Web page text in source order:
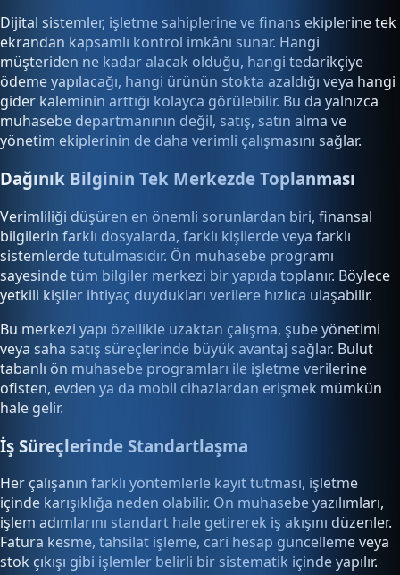
Dijital sistemler, işletme sahiplerine ve finans ekiplerine tek
ekrandan kapsamlı kontrol imkânı sunar. Hangi
müşteriden ne kadar alacak olduğu, hangi tedarikçiye
ödeme yapılacağı, hangi ürünün stokta azaldığı veya hangi
gider kaleminin arttığı kolayca görülebilir. Bu da yalnızca
muhasebe departmanının değil, satış, satın alma ve
yönetim ekiplerinin de daha verimli çalışmasını sağlar.
Dağınık Bilginin Tek Merkezde Toplanması
Verimliliği düşüren en önemli sorunlardan biri, finansal
bilgilerin farklı dosyalarda, farklı kişilerde veya farklı
sistemlerde tutulmasıdır. Ön muhasebe programı
sayesinde tüm bilgiler merkezi bir yapıda toplanır. Böylece
yetkili kişiler ihtiyaç duydukları verilere hızlıca ulaşabilir.
Bu merkezi yapı özellikle uzaktan çalışma, şube yönetimi
veya saha satış süreçlerinde büyük avantaj sağlar. Bulut
tabanlı ön muhasebe programları ile işletme verilerine
ofisten, evden ya da mobil cihazlardan erişmek mümkün
hale gelir.
İş Süreçlerinde Standartlaşma
Her çalışanın farklı yöntemlerle kayıt tutması, işletme
içinde karışıklığa neden olabilir. Ön muhasebe yazılımları,
işlem adımlarını standart hale getirerek iş akışını düzenler.
Fatura kesme, tahsilat işleme, cari hesap güncelleme veya
stok çıkışı gibi işlemler belirli bir sistematik içinde yapılır.